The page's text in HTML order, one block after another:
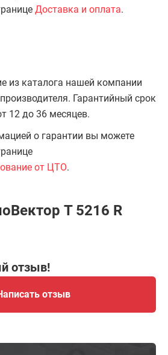
Доставка и оплата.
из каталога нашей компании
Гарантийный срок
12 до 36 месяцев.
о гарантии вы можете
от ЦТО.
T 5216 R
отзыв!
отзыв